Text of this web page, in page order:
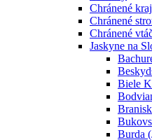
Chránené
Chránené
Chránené
Jaskyne na
Biele
Burda